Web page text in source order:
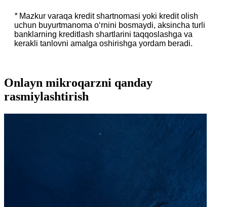
* Mazkur varaqa kredit shartnomasi yoki kredit olish
uchun buyurtmanoma oʻrnini bosmaydi, aksincha turli
banklarning kreditlash shartlarini taqqoslashga va
kerakli tanlovni amalga oshirishga yordam beradi.
Onlayn mikroqarzni qanday
rasmiylashtirish